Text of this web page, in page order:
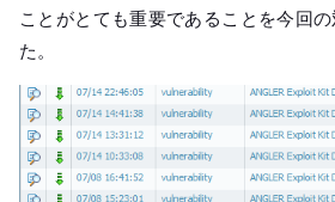
ことがとても重要であることを今回
た。